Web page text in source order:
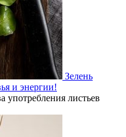
Зелень
и энергии!
употребления листьев